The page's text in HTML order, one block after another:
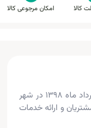
کالا امکان مرجوعی کالا
داروخانه دکتر زرگری (داروخانه اکسین) از اواخر مرداد ماه ۱۳۹۸ در شهر
و ارائه خدمات